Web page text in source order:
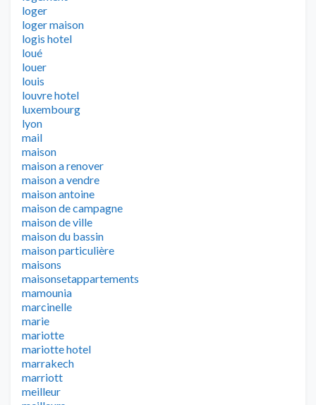
loger
loger maison
logis hotel
loué
louer
louis
louvre hotel
luxembourg
lyon
mail
maison
maison a renover
maison a vendre
maison antoine
maison de campagne
maison de ville
maison du bassin
maison particulière
maisons
maisonsetappartements
mamounia
marcinelle
marie
mariotte
mariotte hotel
marrakech
marriott
meilleur